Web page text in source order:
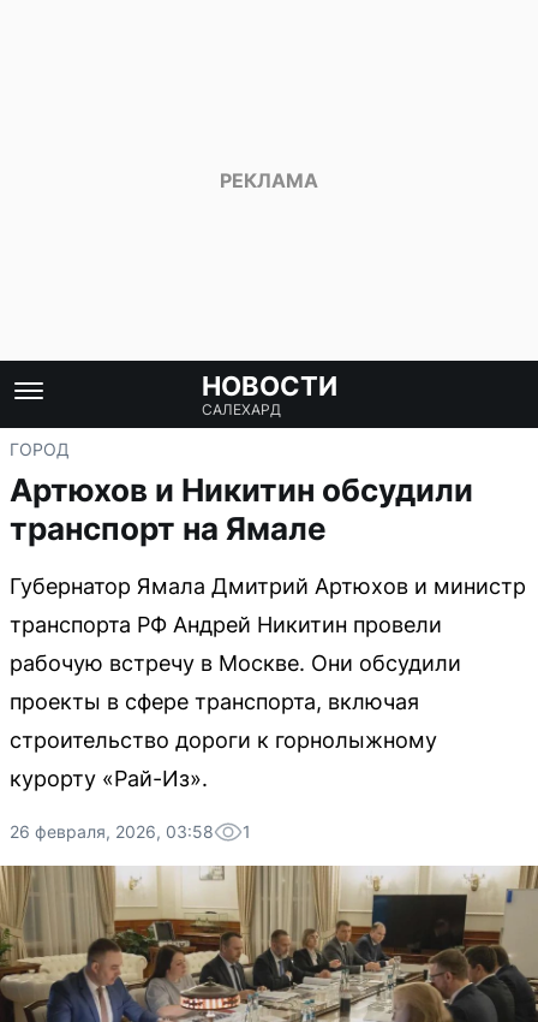
НОВОСТИ
САЛЕХАРД
ГОРОД
Артюхов и Никитин обсудили
транспорт на Ямале
Губернатор Ямала Дмитрий Артюхов и министр
транспорта РФ Андрей Никитин провели
рабочую встречу в Москве. Они обсудили
проекты в сфере транспорта, включая
строительство дороги к горнолыжному
курорту «Рай-Из».
26 февраля, 2026, 03:58 1